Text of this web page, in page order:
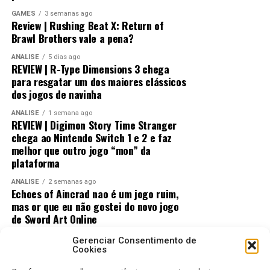
Gerenciar Consentimento de
Cookies
Desempenho impressionante no
Switch 2 e um verdadeiro milagre no
Switch 1
NoNintendo Switch 2, a qualidade gráfica
praticamente não fica devendo em relação às versões de
PlayStation 5 e Xbox, entregando uma experiência
muito próxima dos consoles mais potentes.
GAMES 3 semanas ago
Review | Rushing Beat X: Return of
Brawl Brothers vale a pena?
ANÁLISE 5 dias ago
REVIEW | R-Type Dimensions 3 chega
para resgatar um dos maiores clássicos
dos jogos de navinha
ANÁLISE 1 semana ago
REVIEW | Digimon Story Time Stranger
chega ao Nintendo Switch 1 e 2 e faz
melhor que outro jogo “mon” da
plataforma
ANÁLISE 2 semanas ago
Echoes of Aincrad nao é um jogo ruim,
mas or que eu não gostei do novo jogo
de Sword Art Online
2 semanas ago
Jogos Amados e Odiados do Sonic: Os